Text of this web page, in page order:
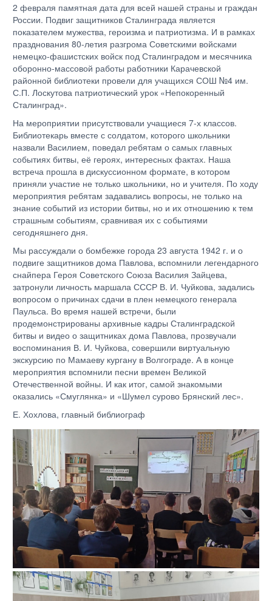
2 февраля памятная дата для всей нашей страны и граждан
России. Подвиг защитников Сталинграда является
показателем мужества, героизма и патриотизма. И в рамках
празднования 80-летия разгрома Советскими войсками
немецко-фашистских войск под Сталинградом и месячника
оборонно-массовой работы работники Карачевской
районной библиотеки провели для учащихся СОШ №4 им.
С.П. Лоскутова патриотический урок «Непокоренный
Сталинград».
На мероприятии присутствовали учащиеся 7-х классов.
Библиотекарь вместе с солдатом, которого школьники
назвали Василием, поведал ребятам о самых главных
событиях битвы, её героях, интересных фактах. Наша
встреча прошла в дискуссионном формате, в котором
приняли участие не только школьники, но и учителя. По ходу
мероприятия ребятам задавались вопросы, не только на
знание событий из истории битвы, но и их отношению к тем
страшным событиям, сравнивая их с событиями
сегодняшнего дня.
Мы рассуждали о бомбежке города 23 августа 1942 г. и о
подвиге защитников дома Павлова, вспомнили легендарного
снайпера Героя Советского Союза Василия Зайцева,
затронули личность маршала СССР В. И. Чуйкова, задались
вопросом о причинах сдачи в плен немецкого генерала
Паульса. Во время нашей встречи, были
продемонстрированы архивные кадры Сталинградской
битвы и видео о защитниках дома Павлова, прозвучали
воспоминания В. И. Чуйкова, совершили виртуальную
экскурсию по Мамаеву кургану в Волгограде. А в конце
мероприятия вспомнили песни времен Великой
Отечественной войны. И как итог, самой знакомыми
оказались «Смуглянка» и «Шумел сурово Брянский лес».
Е. Хохлова, главный библиограф